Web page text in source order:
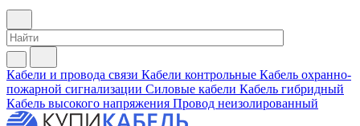
Кабели и провода связи Кабели контрольные Кабель охранно-
пожарной сигнализации Силовые кабели Кабель гибридный
Кабель высокого напряжения Провод неизолированный